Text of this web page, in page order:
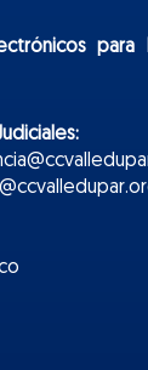
ónicospara